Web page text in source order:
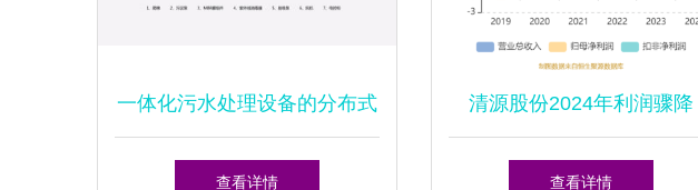
一体化污水处理设备的分布式
光伏电力设计新思路
查看详情
清源股份2024年利润骤降
46.67% 分布式光伏设计市场
查看详情